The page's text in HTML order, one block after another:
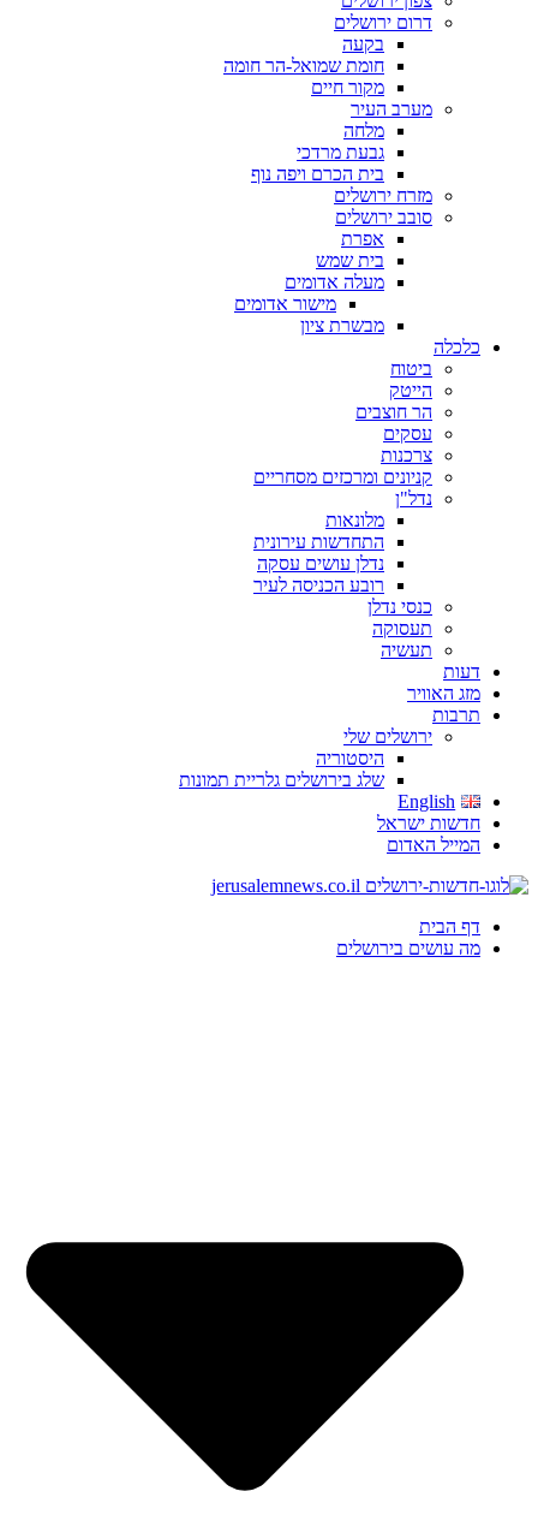
דרום ירושלים
בקעה
חומת שמואל-הר חומה
מקור חיים
מערב העיר
מלחה
גבעת מרדכי
בית הכרם ויפה נוף
מזרח ירושלים
סובב ירושלים
אפרת
בית שמש
מעלה אדומים
מישור אדומים
מבשרת ציון
כלכלה
ביטוח
הייטק
הר חוצבים
עסקים
צרכנות
קניונים ומרכזים מסחריים
נדל"ן
מלונאות
התחדשות עירונית
נדלן עושים עסקה
רובע הכניסה לעיר
כנסי נדלן
תעסוקה
תעשיה
דעות
מזג האוויר
תרבות
ירושלים שלי
היסטוריה
שלג בירושלים גלריית תמונות
English
חדשות ישראל
המייל האדום
דף הבית
מה עושים בירושלים